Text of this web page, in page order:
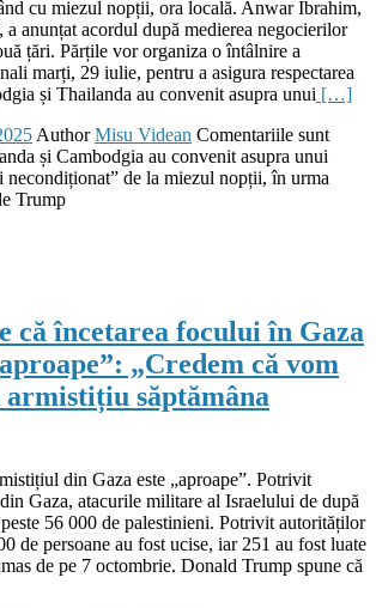
cu miezul nopții, ora locală. Anwar Ibrahim,
anunțat acordul după medierea negocierilor
țări. Părțile vor organiza o întâlnire a
marți, 29 iulie, pentru a asigura respectarea
și Thailanda au convenit asupra unui […]
Author Misu Videan Comentariile sunt
și Cambodgia au convenit asupra unui
necondiționat” de la miezul nopții, în urma
Trump
că încetarea focului în Gaza
„Credem că vom
armistițiu săptămâna
din Gaza este „aproape”. Potrivit
Gaza, atacurile militare al Israelului de după
56 000 de palestinieni. Potrivit autorităților
de persoane au fost ucise, iar 251 au fost luate
de pe 7 octombrie. Donald Trump spune că